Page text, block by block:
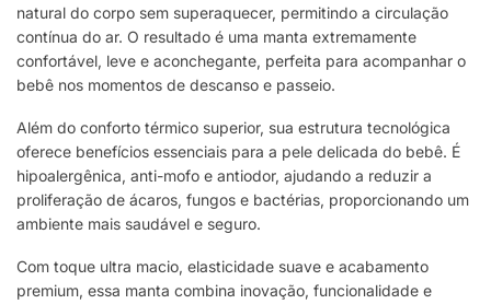
natural do corpo sem superaquecer, permitindo a circulação
contínua do ar. O resultado é uma manta extremamente
confortável, leve e aconchegante, perfeita para acompanhar o
bebê nos momentos de descanso e passeio.
Além do conforto térmico superior, sua estrutura tecnológica
oferece benefícios essenciais para a pele delicada do bebê. É
hipoalergênica, anti-mofo e antiodor, ajudando a reduzir a
proliferação de ácaros, fungos e bactérias, proporcionando um
ambiente mais saudável e seguro.
Com toque ultra macio, elasticidade suave e acabamento
premium, essa manta combina inovação, funcionalidade e